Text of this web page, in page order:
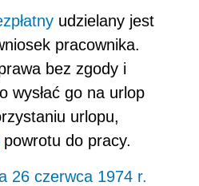
udzielany jest
pracownika.
bez zgody i
wysłać go na urlop
urlopu,
powrotu do pracy.
26 czerwca 1974 r.